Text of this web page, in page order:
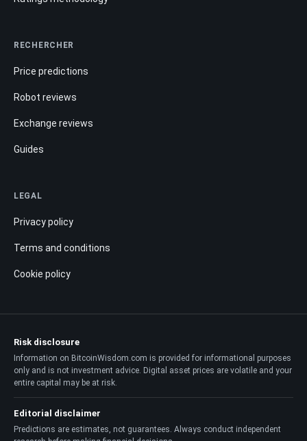
RECHERCHER
Price predictions
Robot reviews
Exchange reviews
Guides
LEGAL
Privacy policy
Terms and conditions
Cookie policy
Risk disclosure
Information on BitcoinWisdom.com is provided for informational purposes
only and is not investment advice. Digital asset prices are volatile and your
entire capital may be at risk.
Editorial disclaimer
Predictions are estimates, not guarantees. Always conduct independent